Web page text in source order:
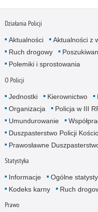
Działania Policji
Aktualności Aktualności z
Ruch drogowy
Polemiki i sprostowania
O Policji
Jednostki Kierownictwo
Organizacja
Policja w III
Umundurowanie
Duszpasterstwo Policji
Prawosławne
Statystyka
Informacje Ogólne
Kodeks karny
Ruch
Prawo